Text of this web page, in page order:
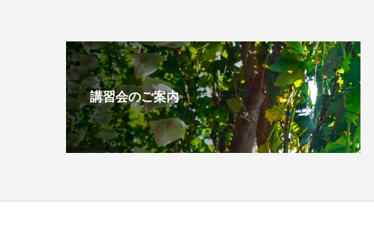
講習会のご案内